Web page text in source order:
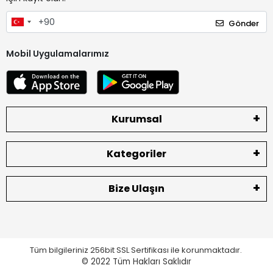
Gönder
Mobil Uygulamalarımız
Kurumsal
Kategoriler
Bize Ulaşın
Tüm bilgileriniz 256bit SSL Sertifikası ile korunmaktadır.
© 2022 Tüm Hakları Saklıdır